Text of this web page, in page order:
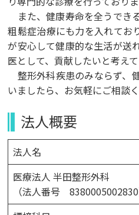
また、健康寿命を全うでき
粗鬆症治療にも力を入れてお
が安心して健康的な生活が送
医として、貢献したいと考えて
整形外科疾患のみならず、
いましたら、お気軽にご相談く
法人概要
法人名
医療法人 半田整形外科
（法人番号 8380005002830